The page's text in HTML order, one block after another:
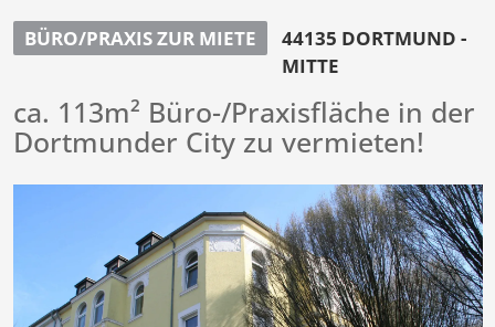
BÜRO/PRAXIS ZUR MIETE
44135 DORTMUND -
MITTE
ca. 113m² Büro-/Praxisfläche in der
Dortmunder City zu vermieten!